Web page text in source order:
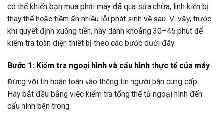
có thể khiến bạn mua phải máy đã qua sửa chữa, linh kiện bị
thay thế hoặc tiềm ẩn nhiều lỗi phát sinh về sau. Vì vậy, trước
khi quyết định xuống tiền, hãy dành khoảng 30–45 phút để
kiểm tra toàn diện thiết bị theo các bước dưới đây.
Bước 1: Kiểm tra ngoại hình và cấu hình thực tế của máy
Đừng vội tin hoàn toàn vào thông tin người bán cung cấp.
Hãy bắt đầu bằng việc kiểm tra tổng thể từ ngoại hình đến
cấu hình bên trong.